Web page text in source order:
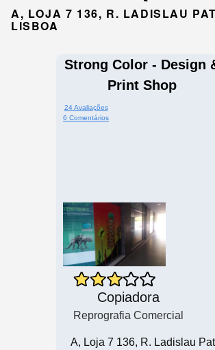
A, LOJA 7 136, R. LADISLAU
LISBOA
Strong Color - Design
Print Shop
24 Avaliações
6 Comentários
Copiadora
Reprografia Comercial
A, Loja 7 136, R. Ladislau